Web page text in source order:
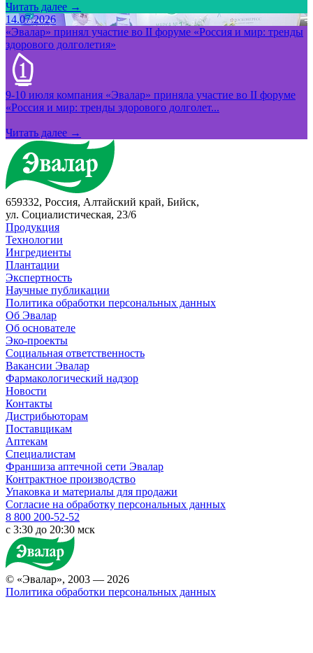
Читать далее →
14.07.2026
«Эвалар» принял участие во II форуме «Россия и мир: тренды
здорового долголетия»
9-10 июля компания «Эвалар» приняла участие во II форуме
«Россия и мир: тренды здорового долголет...
Читать далее →
659332, Россия, Алтайский край, Бийск,
ул. Социалистическая, 23/6
Продукция
Технологии
Ингредиенты
Плантации
Экспертность
Научные публикации
Политика обработки персональных данных
Об Эвалар
Об основателе
Эко-проекты
Социальная ответственность
Вакансии Эвалар
Фармакологический надзор
Новости
Контакты
Дистрибьюторам
Поставщикам
Аптекам
Специалистам
Франшиза аптечной сети Эвалар
Контрактное производство
Упаковка и материалы для продажи
Согласие на обработку персональных данных
8 800 200-52-52
c 3:30 до 20:30 мск
© «Эвалар», 2003 — 2026
Политика обработки персональных данных